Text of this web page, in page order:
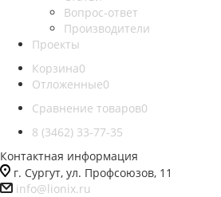
Вопрос-ответ
Производители
Проекты
Корзина0
Отложенные0
Сравнение товаров0
8 (3462) 33-77-35
Контактная информация
г. Сургут, ул. Профсоюзов, 11
info@lionix.ru